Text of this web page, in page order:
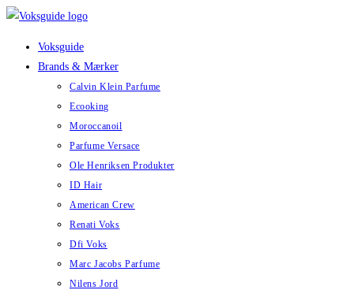
Skip
Voksguide
Brands & Mærker
Calvin Klein Parfume
Ecooking
Moroccanoil
Parfume Versace
Ole Henriksen Produkter
ID Hair
American Crew
Renati Voks
Dfi Voks
Marc Jacobs Parfume
Nilens Jord